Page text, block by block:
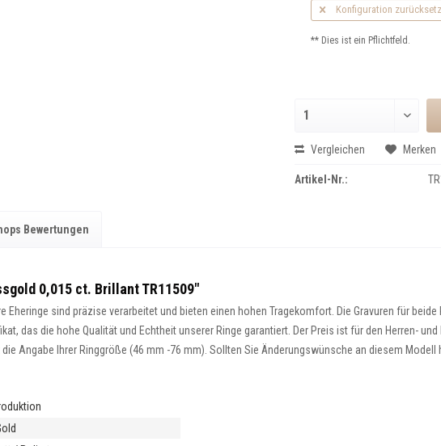
Konfiguration
** Dies ist ein Pflichtfeld.
Vergleichen Merken
Artikel-Nr.:
Bewertungen
0,015 ct. Brillant TR11509"
Eheringe sind präzise verarbeitet und bieten einen hohen Tragekomfort. Die Gravuren für
das die hohe Qualität und Echtheit unserer Ringe garantiert. Der Preis ist für den Herren- und
Angabe Ihrer Ringgröße (46 mm -76 mm). Sollten Sie Änderungswünsche an diesem Modell